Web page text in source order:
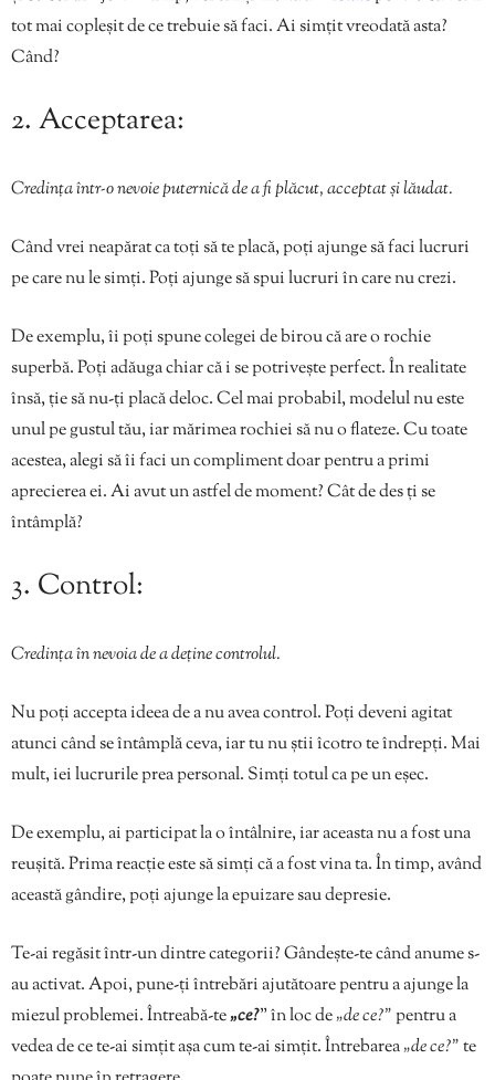
tot mai copleșit de ce trebuie să faci. Ai simțit vreodată asta?
Când?
2. Acceptarea:
Credința într-o nevoie puternică de a fi plăcut, acceptat și lăudat.
Când vrei neapărat ca toți să te placă, poți ajunge să faci lucruri
pe care nu le simți. Poți ajunge să spui lucruri în care nu crezi.
De exemplu, îi poți spune colegei de birou că are o rochie
superbă. Poți adăuga chiar că i se potrivește perfect. În realitate
însă, ție să nu-ți placă deloc. Cel mai probabil, modelul nu este
unul pe gustul tău, iar mărimea rochiei să nu o flateze. Cu toate
acestea, alegi să îi faci un compliment doar pentru a primi
aprecierea ei. Ai avut un astfel de moment? Cât de des ți se
întâmplă?
3. Control:
Credința în nevoia de a deține controlul.
Nu poți accepta ideea de a nu avea control. Poți deveni agitat
atunci când se întâmplă ceva, iar tu nu știi îcotro te îndrepți. Mai
mult, iei lucrurile prea personal. Simți totul ca pe un eșec.
De exemplu, ai participat la o întâlnire, iar aceasta nu a fost una
reușită. Prima reacție este să simți că a fost vina ta. În timp, având
această gândire, poți ajunge la epuizare sau depresie.
Te-ai regăsit într-un dintre categorii? Gândește-te când anume s-
au activat. Apoi, pune-ți întrebări ajutătoare pentru a ajunge la
miezul problemei. Întreabă-te„ce?” în loc de„de ce?”pentru a
vedea de ce te-ai simțit așa cum te-ai simțit. Întrebarea„de ce?”te